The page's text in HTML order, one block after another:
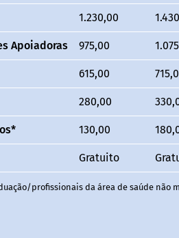
1.230,00
Apoiadoras 975,00
615,00
280,00
130,00
Gratuito
profissionais da área de saúde não